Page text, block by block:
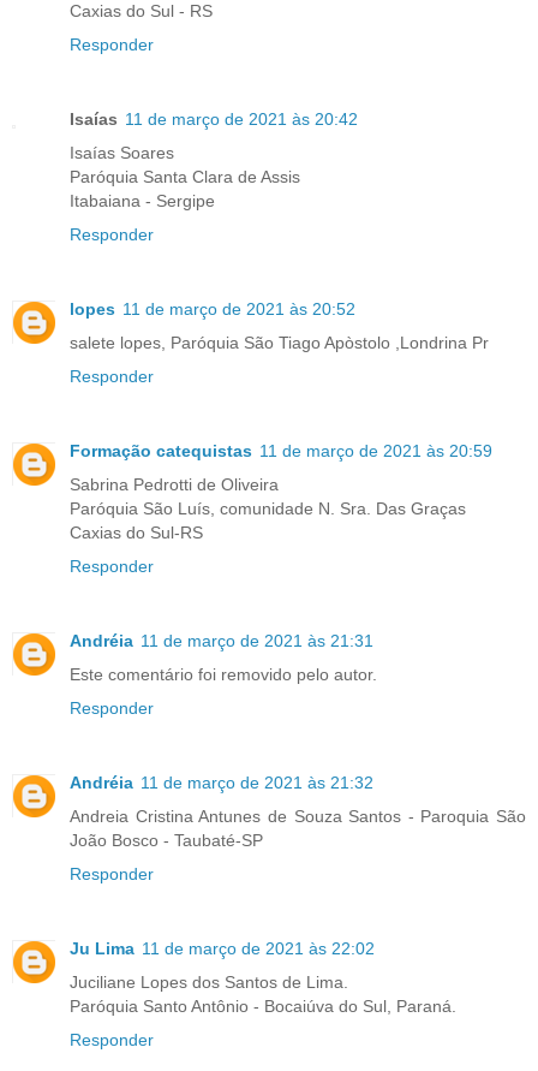
Caxias do Sul - RS
Responder
Isaías 11 de março de 2021 às 20:42
Isaías Soares
Paróquia Santa Clara de Assis
Itabaiana - Sergipe
Responder
lopes 11 de março de 2021 às 20:52
salete lopes, Paróquia São Tiago Apòstolo ,Londrina Pr
Responder
Formação catequistas 11 de março de 2021 às 20:59
Sabrina Pedrotti de Oliveira
Paróquia São Luís, comunidade N. Sra. Das Graças
Caxias do Sul-RS
Responder
Andréia 11 de março de 2021 às 21:31
Este comentário foi removido pelo autor.
Responder
Andréia 11 de março de 2021 às 21:32
Andreia Cristina Antunes de Souza Santos - Paroquia São
João Bosco - Taubaté-SP
Responder
Ju Lima 11 de março de 2021 às 22:02
Juciliane Lopes dos Santos de Lima.
Paróquia Santo Antônio - Bocaiúva do Sul, Paraná.
Responder